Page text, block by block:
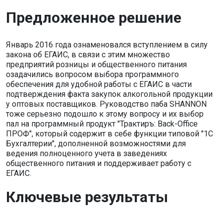
Предложенное решение
Январь 2016 года ознаменовался вступлением в силу
закона об ЕГАИС, в связи с этим множество
предприятий розницы и общественного питания
озадачились вопросом выбора программного
обеспечения для удобной работы с ЕГАИС в части
подтверждения факта закупок алкогольной продукции
у оптовых поставщиков. Руководство паба SHANNON
тоже серьезно подошло к этому вопросу и их выбор
пал на программный продукт "Трактиръ: Back-Office
ПРОФ", который содержит в себе функции типовой "1С
Бухгалтерии", дополненной возможностями для
ведения полноценного учета в заведениях
общественного питания и поддерживает работу с
ЕГАИС.
Ключевые результаты